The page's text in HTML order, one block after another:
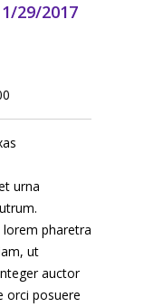
29/2017
urna
pharetra
ut
auctor
orci posuere